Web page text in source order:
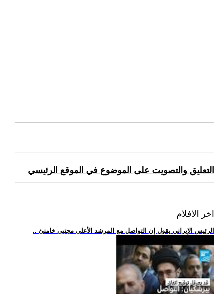
التعليق والتصويت على الموضوع في الموقع الرئيسي
اخر الافلام
.. الرئيس الإيراني يقول إن التواصل مع المرشد الأعلى مجتبى خامنئ